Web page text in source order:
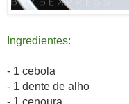
Ingredientes:
- 1 cebola
- 1 dente de alho
- 1 cenoura